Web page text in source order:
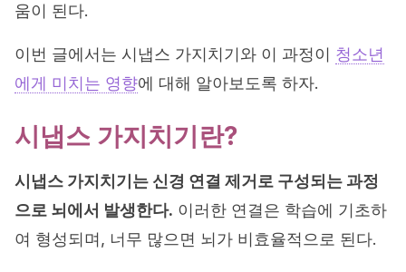
움이 된다.
이번 글에서는 시냅스 가지치기와 이 과정이 청소년
에게 미치는 영향에 대해 알아보도록 하자.
시냅스 가지치기란?
시냅스 가지치기는 신경 연결 제거로 구성되는 과정
으로 뇌에서 발생한다. 이러한 연결은 학습에 기초하
여 형성되며, 너무 많으면 뇌가 비효율적으로 된다.